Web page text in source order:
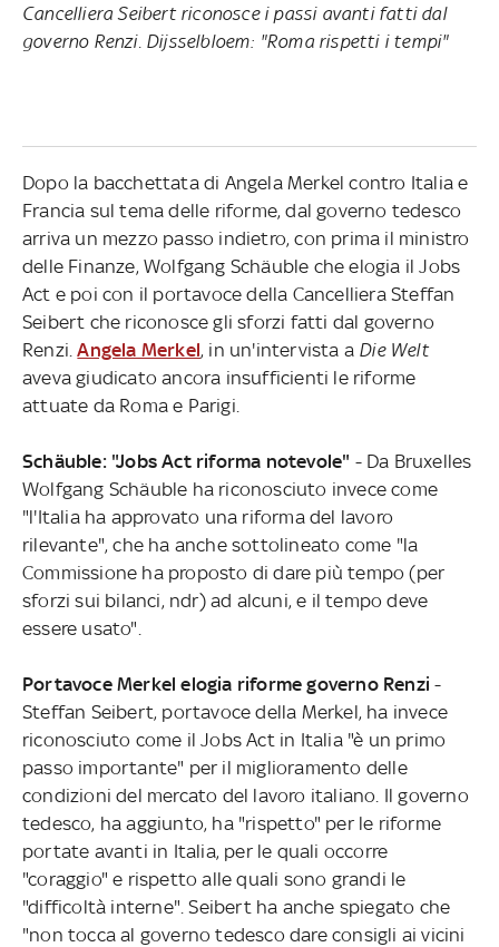
Cancelliera Seibert riconosce i passi avanti fatti dal
governo Renzi. Dijsselbloem: "Roma rispetti i tempi"
Dopo la bacchettata di Angela Merkel contro Italia e
Francia sul tema delle riforme, dal governo tedesco
arriva un mezzo passo indietro, con prima il ministro
delle Finanze, Wolfgang Schäuble che elogia il Jobs
Act e poi con il portavoce della Cancelliera Steffan
Seibert che riconosce gli sforzi fatti dal governo
Renzi.Angela Merkel, in un'intervista a Die Welt
aveva giudicato ancora insufficienti le riforme
attuate da Roma e Parigi.
Schäuble: "Jobs Act riforma notevole" - Da Bruxelles
Wolfgang Schäuble ha riconosciuto invece come
"l'Italia ha approvato una riforma del lavoro
rilevante", che ha anche sottolineato come "la
Commissione ha proposto di dare più tempo (per
sforzi sui bilanci, ndr) ad alcuni, e il tempo deve
essere usato".
Portavoce Merkel elogia riforme governo Renzi -
Steffan Seibert, portavoce della Merkel, ha invece
riconosciuto come il Jobs Act in Italia "è un primo
passo importante" per il miglioramento delle
condizioni del mercato del lavoro italiano. Il governo
tedesco, ha aggiunto, ha "rispetto" per le riforme
portate avanti in Italia, per le quali occorre
"coraggio" e rispetto alle quali sono grandi le
"difficoltà interne". Seibert ha anche spiegato che
"non tocca al governo tedesco dare consigli ai vicini